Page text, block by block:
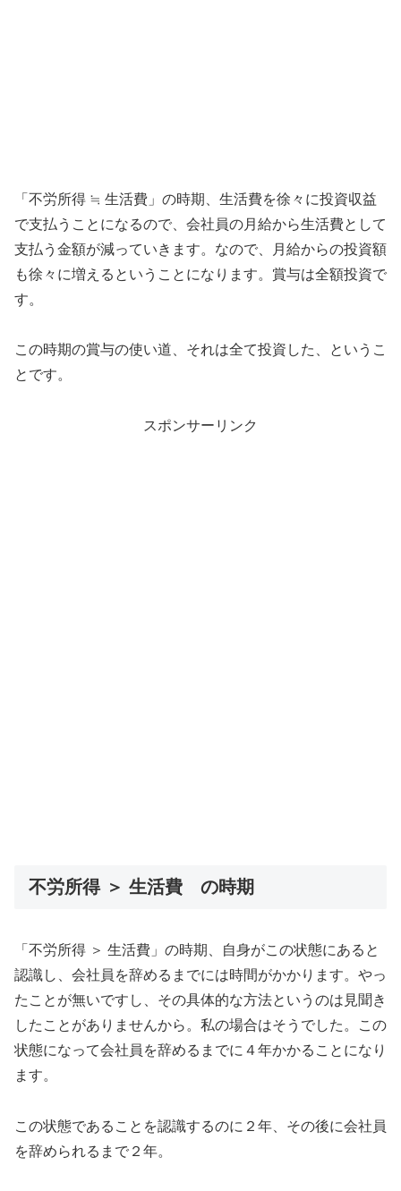
「不労所得 ≒ 生活費」の時期、生活費を徐々に投資収益
で支払うことになるので、会社員の月給から生活費として
支払う金額が減っていきます。なので、月給からの投資額
も徐々に増えるということになります。賞与は全額投資で
す。
この時期の賞与の使い道、それは全て投資した、というこ
とです。
スポンサーリンク
不労所得 ＞ 生活費 の時期
「不労所得 ＞ 生活費」の時期、自身がこの状態にあると
認識し、会社員を辞めるまでには時間がかかります。やっ
たことが無いですし、その具体的な方法というのは見聞き
したことがありませんから。私の場合はそうでした。この
状態になって会社員を辞めるまでに４年かかることになり
ます。
この状態であることを認識するのに２年、その後に会社員
を辞められるまで２年。